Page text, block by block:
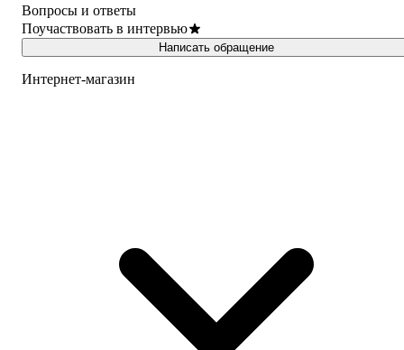
Вопросы и ответы
Поучаствовать в интервью
Написать обращение
Интернет-магазин